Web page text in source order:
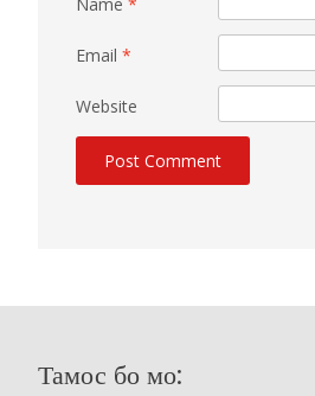
Name *
Email *
Website
Тамос бо мо: